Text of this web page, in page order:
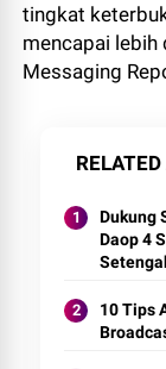
tingkat
mencapai lebih
Messaging
Dukung
Daop 4
10 Tips